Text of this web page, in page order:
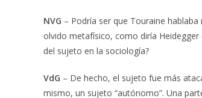
NVG – Podría ser que Touraine
olvido metafísico, como diría
del sujeto en la sociología?
VdG – De hecho, el sujeto fue más
mismo, un sujeto “autónomo”. Una